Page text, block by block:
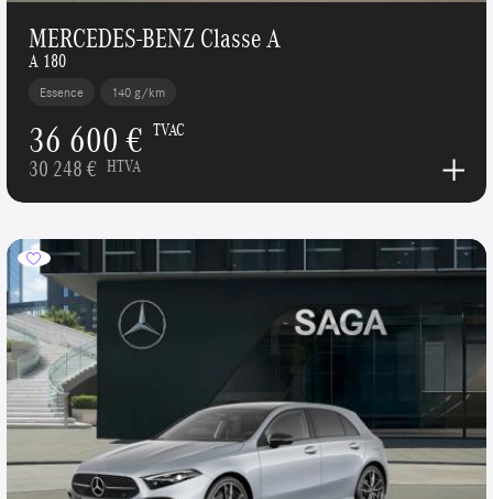
MERCEDES-BENZ Classe A
A 180
Essence 140 g/km
36 600 € TVAC
30 248 € HTVA